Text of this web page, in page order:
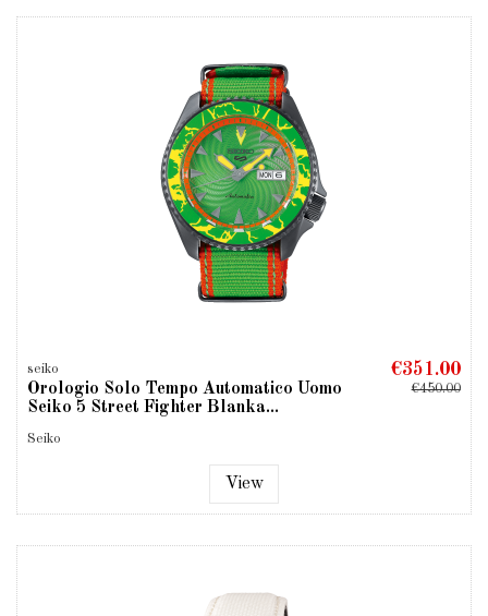
seiko
Orologio Solo Tempo Automatico Uomo
Seiko 5 Street Fighter Blanka...
Seiko
€351.00
€450.00
View